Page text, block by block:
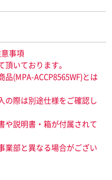
事項
いております。
(MPA-ACCP8565WF)とは
際は別途仕様をご確認し
説明書・箱が付属されて
部と異なる場合がござい